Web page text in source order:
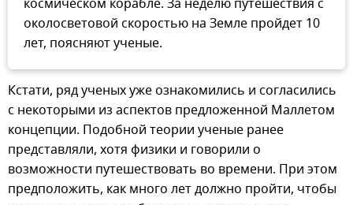
космическом корабле. За неделю путешествия с
околосветовой скоростью на Земле пройдет 10
лет, поясняют ученые.
Кстати, ряд ученых уже ознакомились и согласились
с некоторыми из аспектов предложенной Маллетом
концепции. Подобной теории ученые ранее
представляли, хотя физики и говорили о
возможности путешествовать во времени. При этом
предположить, как много лет должно пройти, чтобы